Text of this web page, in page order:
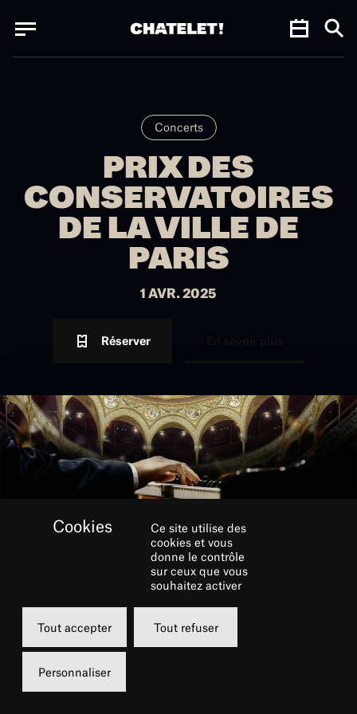
Concerts
PRIX DES
CONSERVATOIRES
DE LA VILLE DE
PARIS
1 AVR. 2025
Réserver
Mardi
01 avril 2025
20h00
Ce site utilise des
cookies et vous
donne le contrôle
sur ceux que vous
souhaitez activer
Tout accepter Tout refuser
Personnaliser